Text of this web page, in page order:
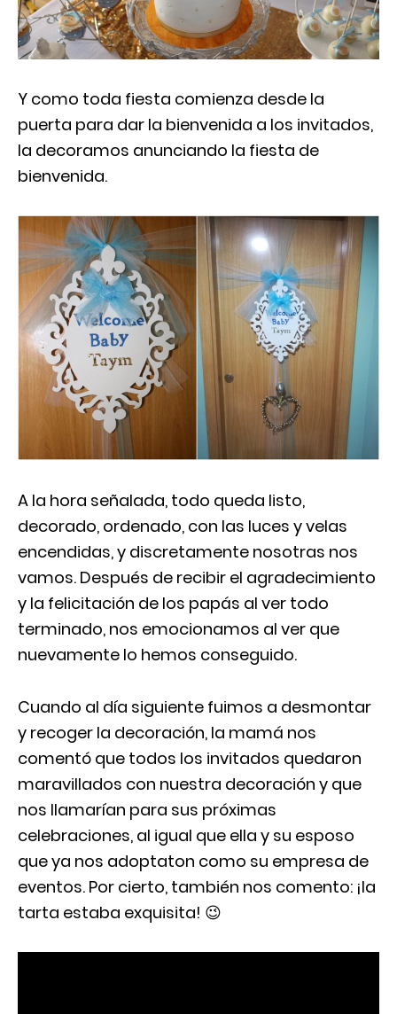
Y como toda fiesta comienza desde la
puerta para dar la bienvenida a los invitados,
la decoramos anunciando la fiesta de
bienvenida.
A la hora señalada, todo queda listo,
decorado, ordenado, con las luces y velas
encendidas, y discretamente nosotras nos
vamos. Después de recibir el agradecimiento
y la felicitación de los papás al ver todo
terminado, nos emocionamos al ver que
nuevamente lo hemos conseguido.
Cuando al día siguiente fuimos a desmontar
y recoger la decoración, la mamá nos
comentó que todos los invitados quedaron
maravillados con nuestra decoración y que
nos llamarían para sus próximas
celebraciones, al igual que ella y su esposo
que ya nos adoptaton como su empresa de
eventos. Por cierto, también nos comento: ¡la
tarta estaba exquisita! 😉